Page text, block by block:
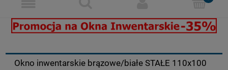
Okno inwentarskie brązowe/białe STAŁE 110x100